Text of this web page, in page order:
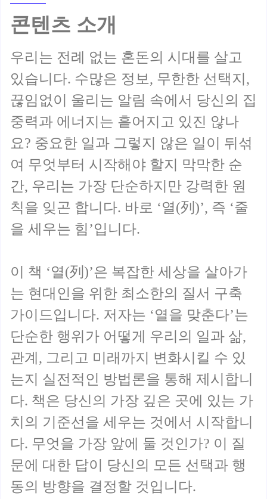
콘텐츠 소개
우리는 전례 없는 혼돈의 시대를 살고
있습니다. 수많은 정보, 무한한 선택지,
끊임없이 울리는 알림 속에서 당신의 집
중력과 에너지는 흩어지고 있진 않나
요? 중요한 일과 그렇지 않은 일이 뒤섞
여 무엇부터 시작해야 할지 막막한 순
간, 우리는 가장 단순하지만 강력한 원
칙을 잊곤 합니다. 바로 ‘열(列)’, 즉 ‘줄
을 세우는 힘’입니다.
이 책 ‘열(列)’은 복잡한 세상을 살아가
는 현대인을 위한 최소한의 질서 구축
가이드입니다. 저자는 ‘열을 맞춘다’는
단순한 행위가 어떻게 우리의 일과 삶,
관계, 그리고 미래까지 변화시킬 수 있
는지 실전적인 방법론을 통해 제시합니
다. 책은 당신의 가장 깊은 곳에 있는 가
치의 기준선을 세우는 것에서 시작합니
다. 무엇을 가장 앞에 둘 것인가? 이 질
문에 대한 답이 당신의 모든 선택과 행
동의 방향을 결정할 것입니다.